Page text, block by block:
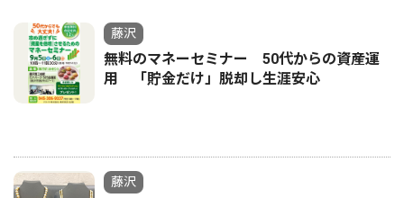
藤沢
無料のマネーセミナー 50代からの資産運
用 「貯金だけ」脱却し生涯安心
藤沢